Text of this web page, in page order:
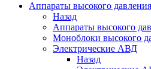
Аппараты высокого давления
Назад
Аппараты высокого
Моноблоки высокого
Электрические АВД
Назад